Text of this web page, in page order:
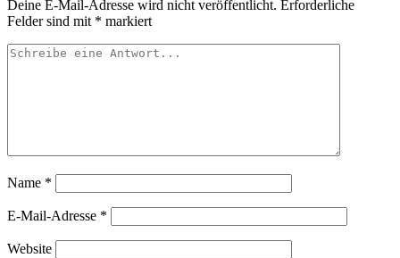
Deine E-Mail-Adresse wird nicht veröffentlicht. Erforderliche
Felder sind mit * markiert
Name *
E-Mail-Adresse *
Website